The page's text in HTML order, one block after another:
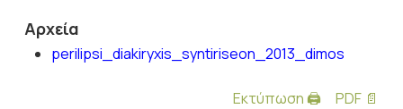
Αρχεία
perilipsi_diakiryxis_syntiriseon_2013_dimos
Εκτύπωση 🖨 PDF 📄